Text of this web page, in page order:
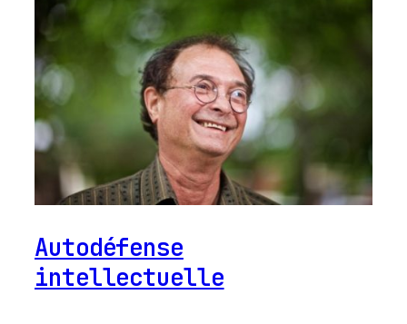
Autodéfense
intellectuelle